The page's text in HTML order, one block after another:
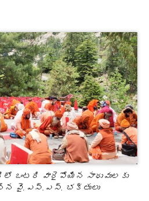
ఒంటరి వారైపోయిన సాధువులకు
వై.ఎస్.ఎస్. భక్తులు